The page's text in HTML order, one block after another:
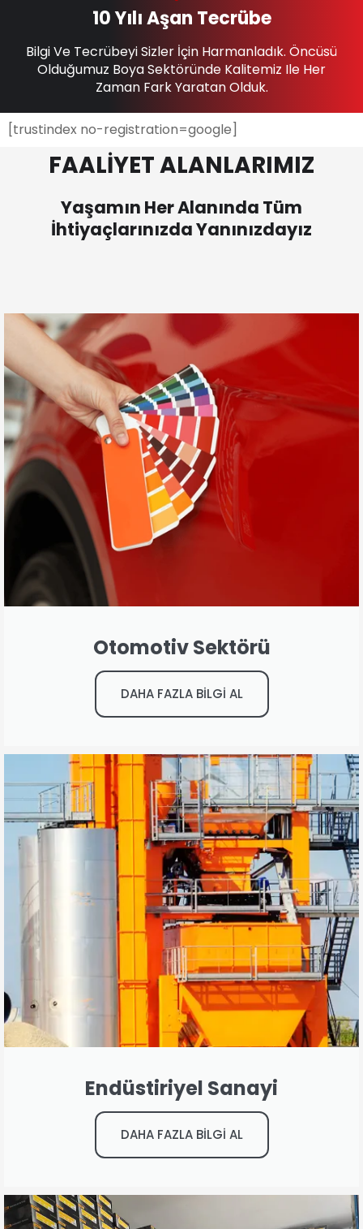
10 Yılı Aşan Tecrübe
Bilgi Ve Tecrübeyi Sizler İçin Harmanladık. Öncüsü
Olduğumuz Boya Sektöründe Kalitemiz Ile Her
Zaman Fark Yaratan Olduk.
[trustindex no-registration=google]
FAALİYET ALANLARIMIZ
Yaşamın Her Alanında Tüm
İhtiyaçlarınızda Yanınızdayız
Otomotiv Sektörü
DAHA FAZLA BİLGİ AL
Endüstiriyel Sanayi
DAHA FAZLA BİLGİ AL